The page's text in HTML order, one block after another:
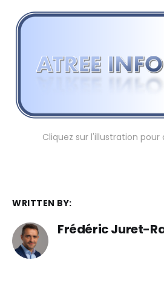
Cliquez sur l'illustration
WRITTEN BY:
Frédéric Juret-